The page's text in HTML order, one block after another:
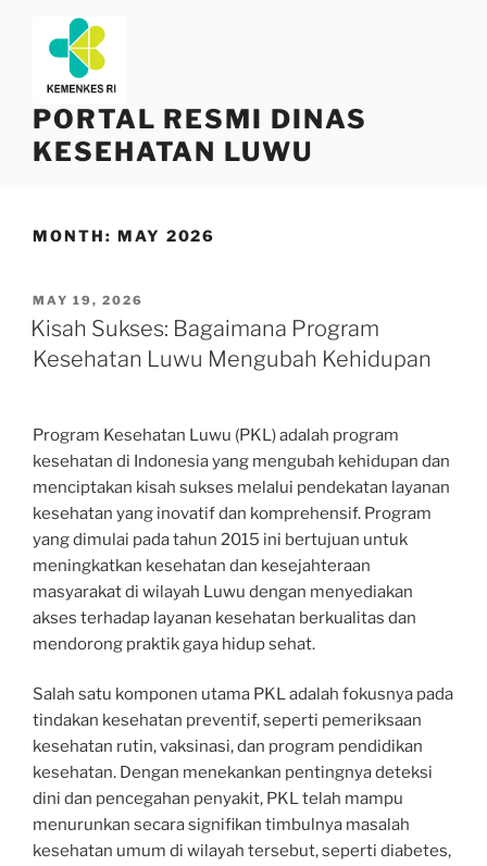
content
PORTAL RESMI DINAS
KESEHATAN LUWU
MONTH: MAY 2026
POSTED
ON
MAY 19, 2026
Kisah Sukses: Bagaimana Program
Kesehatan Luwu Mengubah Kehidupan
Program Kesehatan Luwu (PKL) adalah program
kesehatan di Indonesia yang mengubah kehidupan dan
menciptakan kisah sukses melalui pendekatan layanan
kesehatan yang inovatif dan komprehensif. Program
yang dimulai pada tahun 2015 ini bertujuan untuk
meningkatkan kesehatan dan kesejahteraan
masyarakat di wilayah Luwu dengan menyediakan
akses terhadap layanan kesehatan berkualitas dan
mendorong praktik gaya hidup sehat.
Salah satu komponen utama PKL adalah fokusnya pada
tindakan kesehatan preventif, seperti pemeriksaan
kesehatan rutin, vaksinasi, dan program pendidikan
kesehatan. Dengan menekankan pentingnya deteksi
dini dan pencegahan penyakit, PKL telah mampu
menurunkan secara signifikan timbulnya masalah
kesehatan umum di wilayah tersebut, seperti diabetes,